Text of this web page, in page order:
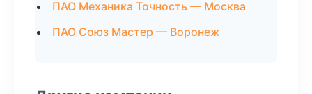
ПАО Механика Точность — Москва
ПАО Союз Мастер — Воронеж